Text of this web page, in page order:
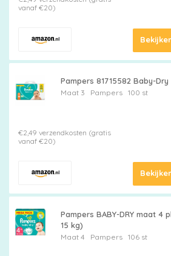
vanaf €20)
Pampers 81715582 Baby-
Maat 3 Pampers100 st
€2,49 verzendkosten (gratis
vanaf €20)
Pampers BABY-DRY maat 4
15 kg)
Maat 4 Pampers106 st